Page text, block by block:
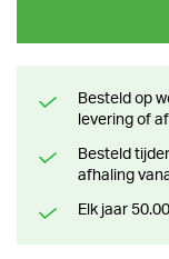
Besteld op weekdagen voor 13 uur? Klaar voor
levering of
Besteld tijdens het weekend? Klaar voor levering of
afhaling
Elk jaar